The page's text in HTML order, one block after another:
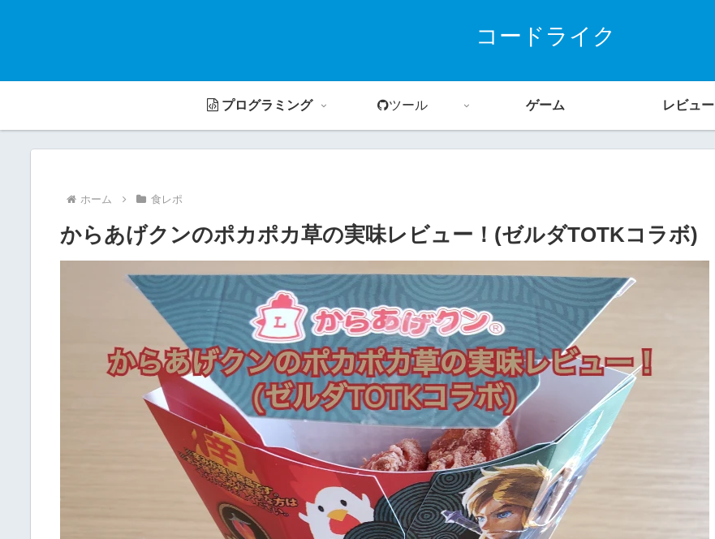
コードライク
プログラミング ツール ゲーム レビュー
ホーム 食レポ
からあげクンのポカポカ草の実味レビュー！(ゼルダTOTKコラボ)